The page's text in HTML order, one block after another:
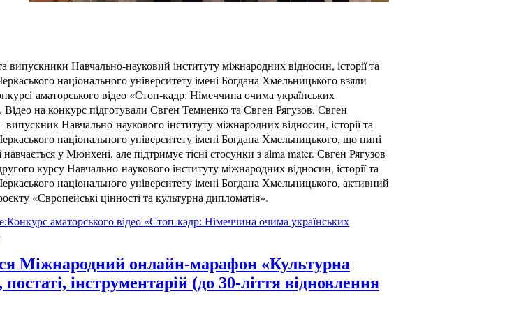
випускники Навчально-науковий інституту міжнародних відносин, історії та
національного університету імені Богдана Хмельницького взяли
аматорського відео «Стоп-кадр: Німеччина очима українських
Відео на конкурс підготували Євген Темненко та Євген Рягузов. Євген
Навчально-наукового інституту міжнародних відносин, історії та
національного університету імені Богдана Хмельницького, що нині
у Мюнхені, але підтримує тісні стосунки з alma mater. Євген Рягузов
курсу Навчально-наукового інституту міжнародних відносин, історії та
національного університету імені Богдана Хмельницького, активний
«Європейські цінності та культурна дипломатія».
аматорського відео «Стоп-кадр: Німеччина очима українських
Міжнародний онлайн-марафон «Культурна
інструментарій (до 30-ліття відновлення